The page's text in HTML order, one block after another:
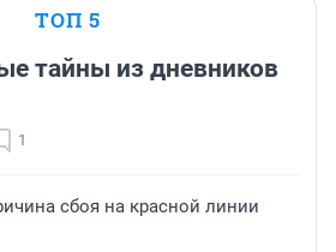
ТОП 5
тайны из дневников
1
сбоя на красной линии